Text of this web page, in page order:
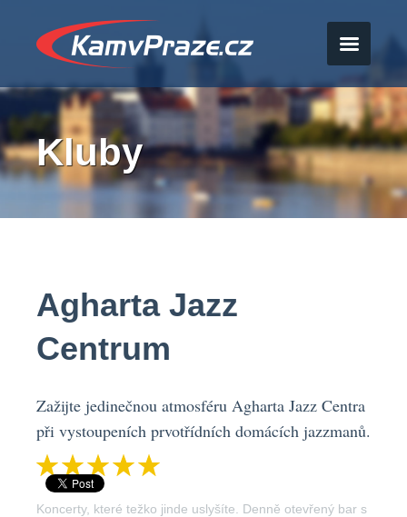
Kluby
Agharta Jazz
Centrum
Zažijte jedinečnou atmosféru Agharta Jazz Centra
při vystoupeních prvotřídních domácích jazzmanů.
Koncerty, které težko jinde uslyšíte. Denně otevřený bar s